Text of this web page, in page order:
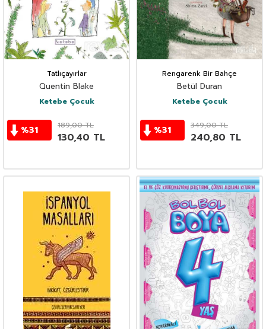
Tatlıçayırlar
Quentin Blake
Ketebe Çocuk
%31 189,00TL
130,40 TL
Rengarenk Bir Bahçe
Betül Duran
Ketebe Çocuk
%31 349,00TL
240,80 TL